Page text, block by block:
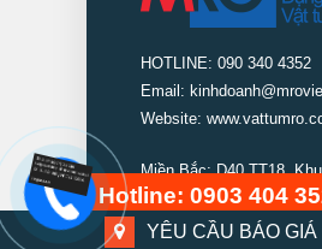
HOTLINE: 090 340 4352
Email:
Website:
Miền Bắc:D40 TT18,
Phúc La, Hà Đông, Hà
ĐIỆN THOẠI MB: 02435
YÊU CẦU BÁO
Hotline: 0903 404